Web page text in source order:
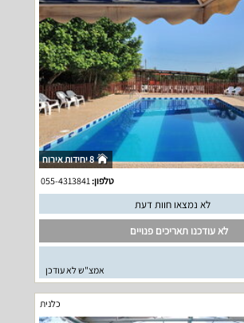
8 יחידות אירוח
טלפון:
לא נמצאו חוות דעת
לא עודכנו תאריכים פנויים
אמצ"ש לא עודכן
כלנית